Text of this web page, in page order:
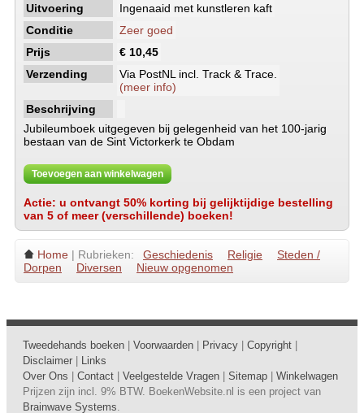
Uitvoering
Ingenaaid met kunstleren kaft
Conditie
Zeer goed
Prijs
€ 10,45
Verzending
Via PostNL incl. Track & Trace.
(meer info)
Beschrijving
Jubileumboek uitgegeven bij gelegenheid van het 100-jarig
bestaan van de Sint Victorkerk te Obdam
Toevoegen aan winkelwagen
Actie: u ontvangt 50% korting bij gelijktijdige bestelling
van 5 of meer (verschillende) boeken!
Home | Rubrieken: Geschiedenis Religie
Steden /
Dorpen
Diversen Nieuw opgenomen
Tweedehands boeken Voorwaarden Privacy Copyright
Disclaimer
Links
Over Ons
Contact Veelgestelde Vragen Sitemap
Winkelwagen
Prijzen zijn incl. 9% BTW. BoekenWebsite.nl is een project van
Brainwave Systems.